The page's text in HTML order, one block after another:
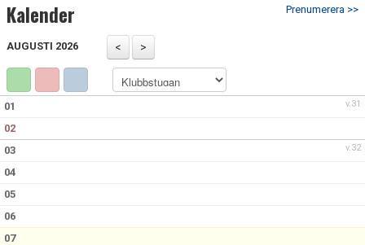
Prenumerera >>
Kalender
AUGUSTI 2026
v.31
01
02
v.32
03
04
05
06
07